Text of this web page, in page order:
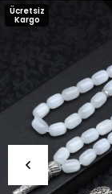
Ücretsiz
Kargo